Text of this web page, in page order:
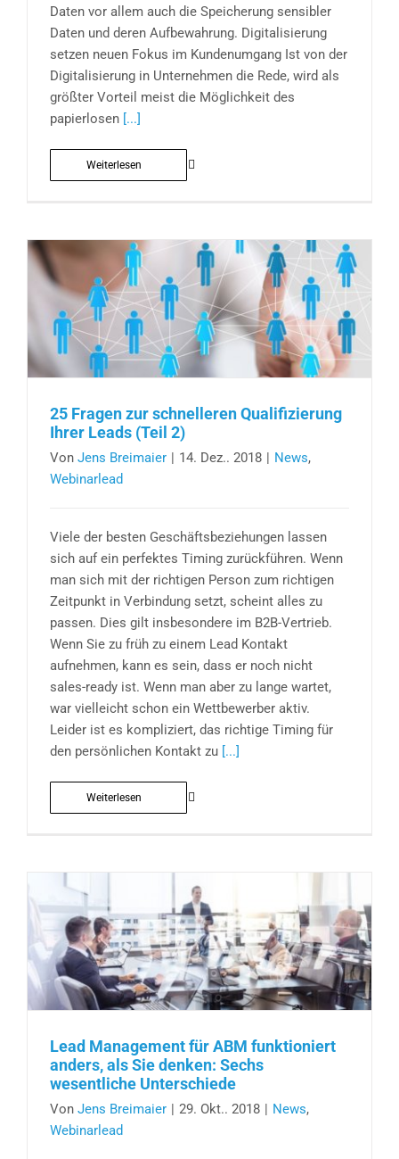
Daten vor allem auch die Speicherung sensibler
Daten und deren Aufbewahrung. Digitalisierung
setzen neuen Fokus im Kundenumgang Ist von der
Digitalisierung in Unternehmen die Rede, wird als
größter Vorteil meist die Möglichkeit des
papierlosen [...]
Weiterlesen
25 Fragen zur schnelleren Qualifizierung
Ihrer Leads (Teil 2)
Von Jens Breimaier 14. Dez.. 2018 News,
Webinarlead
Viele der besten Geschäftsbeziehungen lassen
sich auf ein perfektes Timing zurückführen. Wenn
man sich mit der richtigen Person zum richtigen
Zeitpunkt in Verbindung setzt, scheint alles zu
passen. Dies gilt insbesondere im B2B-Vertrieb.
Wenn Sie zu früh zu einem Lead Kontakt
aufnehmen, kann es sein, dass er noch nicht
sales-ready ist. Wenn man aber zu lange wartet,
war vielleicht schon ein Wettbewerber aktiv.
Leider ist es kompliziert, das richtige Timing für
den persönlichen Kontakt zu [...]
Weiterlesen
Lead Management für ABM funktioniert
anders, als Sie denken: Sechs
wesentliche Unterschiede
Von Jens Breimaier 29. Okt.. 2018 News,
Webinarlead